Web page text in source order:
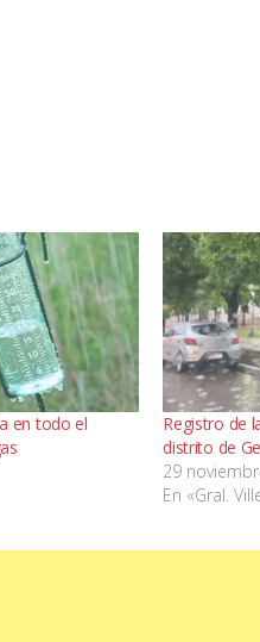
en todo el
Registro de
distrito de
29
En «Gral.